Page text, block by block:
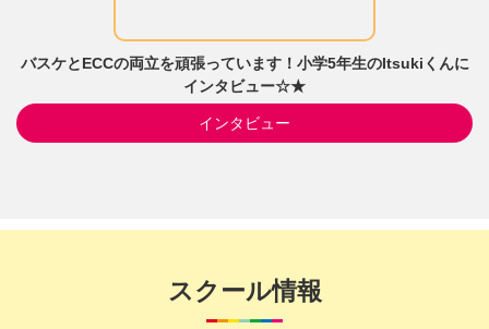
バスケとECCの両立を頑張っています！小学5年生のItsukiくんに
インタビュー☆★
インタビュー
スクール情報